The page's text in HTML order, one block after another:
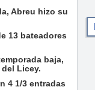
Abreu hizo su
13 bateadores
baja,
Licey.
4 1/3 entradas